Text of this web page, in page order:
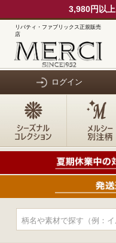
3,980円以
リバティ・ファブリックス正規販売
店
ログイン